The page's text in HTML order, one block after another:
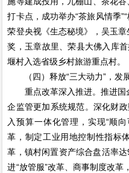
打卡点，成功举办“茶旅风情季
荣登央视《生态秘境》，吴玉
奖，玉章故里、荣县大佛入库
堰村入选省级乡村旅游重点村。
（四）释放“三大动力”，发
重点改革深入推进。推进国
企监管更加系统规范。深化财
入预算一体化管理，实现“顺
革，制定工业用地控制性指标
革，镇村闲置资产综合盘活率
进“放管服”改革、商事制度改革